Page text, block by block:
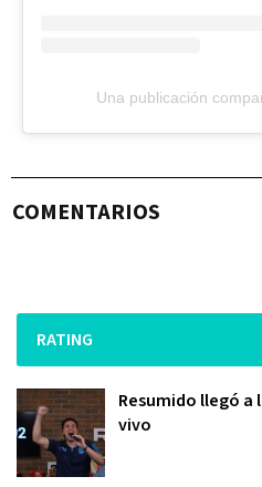
Una publicación
COMENTARIOS
RATING
Resumido llegó
vivo